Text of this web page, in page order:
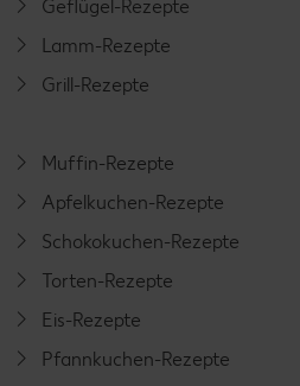
Geflügel-Rezepte
Lamm-Rezepte
Grill-Rezepte
Muffin-Rezepte
Apfelkuchen-Rezepte
Schokokuchen-Rezepte
Torten-Rezepte
Eis-Rezepte
Pfannkuchen-Rezepte